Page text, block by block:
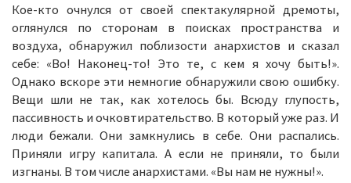
Кое-кто очнулся от своей спектакулярной дремоты,
оглянулся по сторонам в поисках пространства и
воздуха, обнаружил поблизости анархистов и сказал
себе: «Во! Наконец-то! Это те, с кем я хочу быть!».
Однако вскоре эти немногие обнаружили свою ошибку.
Вещи шли не так, как хотелось бы. Всюду глупость,
пассивность и очковтирательство. В который уже раз. И
люди бежали. Они замкнулись в себе. Они распались.
Приняли игру капитала. А если не приняли, то были
изгнаны. В том числе анархистами. «Вы нам не нужны!».